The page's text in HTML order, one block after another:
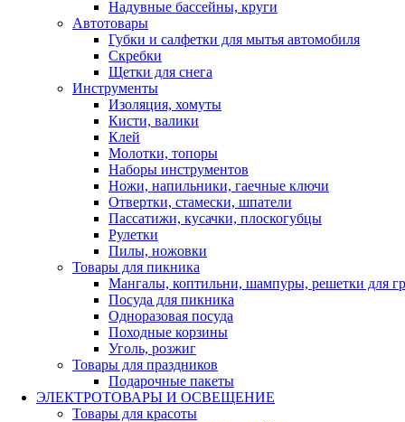
Надувные бассейны, круги
Автотовары
Губки и салфетки для мытья автомобиля
Скребки
Щетки для снега
Инструменты
Изоляция, хомуты
Кисти, валики
Клей
Молотки, топоры
Наборы инструментов
Ножи, напильники, гаечные ключи
Отвертки, стамески, шпатели
Пассатижи, кусачки, плоскогубцы
Рулетки
Пилы, ножовки
Товары для пикника
Мангалы, коптильни, шампуры, решетки для
Посуда для пикника
Одноразовая посуда
Походные корзины
Уголь, розжиг
Товары для праздников
Подарочные пакеты
ЭЛЕКТРОТОВАРЫ И ОСВЕЩЕНИЕ
Товары для красоты